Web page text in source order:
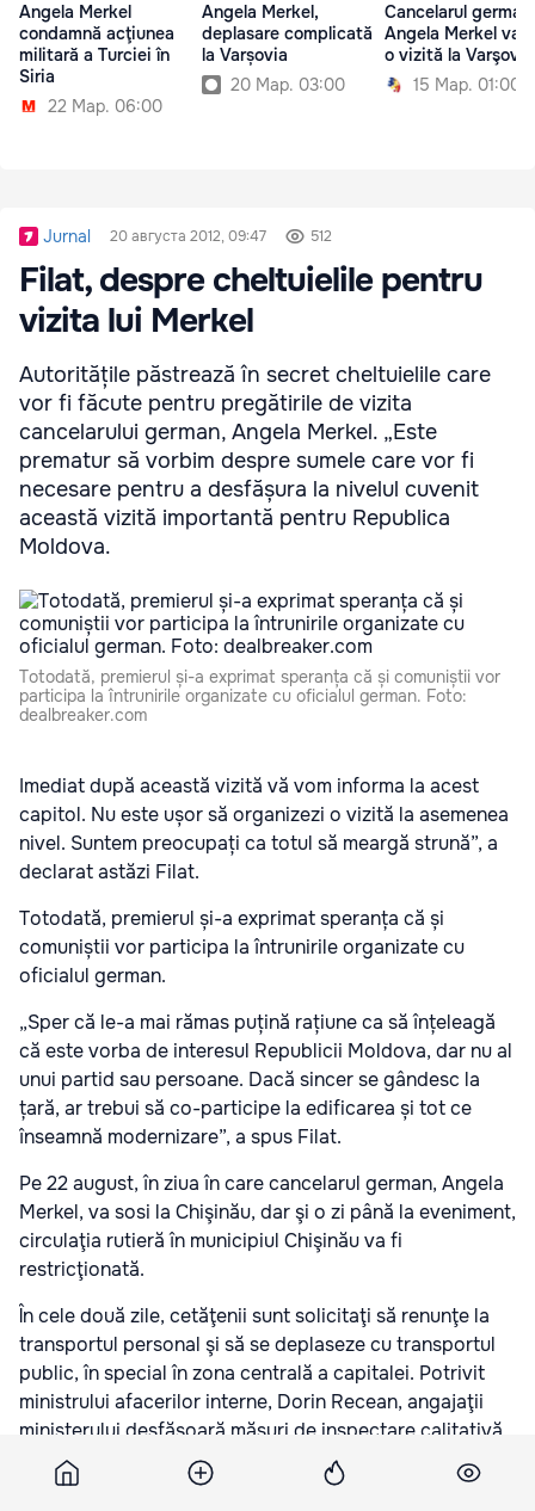
Angela Merkel
condamnă acţiunea
militară a Turciei în
Siria
22 Мар. 06:00
Angela Merkel,
deplasare complicată
la Varșovia
20 Мар. 03:00
Cancelarul german
Angela Merkel va
o vizită la
15 Мар. 01:00
Jurnal 20 августа 2012, 09:47 512
Filat, despre cheltuielile pentru
vizita lui Merkel
Autoritățile păstrează în secret cheltuielile care
vor fi făcute pentru pregătirile de vizita
cancelarului german, Angela Merkel. „Este
prematur să vorbim despre sumele care vor fi
necesare pentru a desfășura la nivelul cuvenit
această vizită importantă pentru Republica
Moldova.
Totodată, premierul și-a exprimat speranța că și comuniștii vor
participa la întrunirile organizate cu oficialul german. Foto:
dealbreaker.com
Imediat după această vizită vă vom informa la acest
capitol. Nu este ușor să organizezi o vizită la asemenea
nivel. Suntem preocupați ca totul să meargă strună”, a
declarat astăzi Filat.
Totodată, premierul și-a exprimat speranța că și
comuniștii vor participa la întrunirile organizate cu
oficialul german.
„Sper că le-a mai rămas puțină rațiune ca să înțeleagă
că este vorba de interesul Republicii Moldova, dar nu al
unui partid sau persoane. Dacă sincer se gândesc la
țară, ar trebui să co-participe la edificarea și tot ce
înseamnă modernizare”, a spus Filat.
Pe 22 august, în ziua în care cancelarul german, Angela
Merkel, va sosi la Chişinău, dar şi o zi până la eveniment,
circulaţia rutieră în municipiul Chişinău va fi
restricţionată.
În cele două zile, cetăţenii sunt solicitaţi să renunţe la
transportul personal şi să se deplaseze cu transportul
public, în special în zona centrală a capitalei. Potrivit
ministrului afacerilor interne, Dorin Recean, angajaţii
ministerului desfăşoară măsuri de inspectare calitativă
a fondului locativ şi a tuturor obiectivelor – organizaţii,
unităţi comerciale, poduri, treceri subterane, amplasate